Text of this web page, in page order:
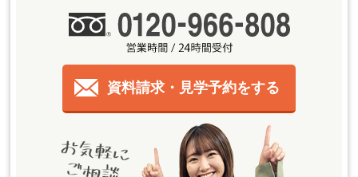
資料請求・見学予約をする